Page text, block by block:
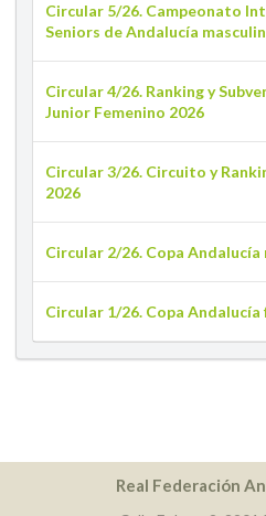
Circular 5/26. Campeonato
Seniors de Andalucía
Circular 4/26. Ranking y
Junior Femenino 2026
Circular 3/26. Circuito y
2026
Circular 2/26. Copa Andalucía
Circular 1/26. Copa Andalucía
Real Federación